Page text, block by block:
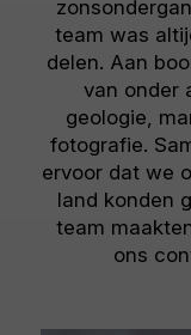
team was
delen. Aan
van onder
geologie,
fotografie.
ervoor dat we
land konden
team
ons